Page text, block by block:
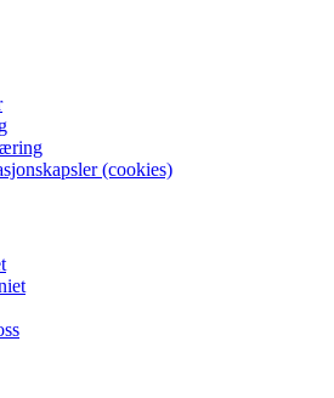
(cookies)